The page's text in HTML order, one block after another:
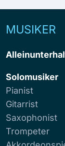
MUSIKER
Solomusiker
Pianist
Gitarrist
Saxophonist
Trompeter